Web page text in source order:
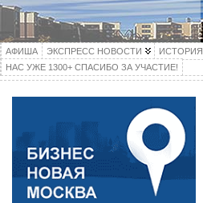
АФИША ЭКСПРЕСС НОВОСТИ ИСТОРИЯ
НАС УЖЕ 1300+ СПАСИБО ЗА УЧАСТИЕ!